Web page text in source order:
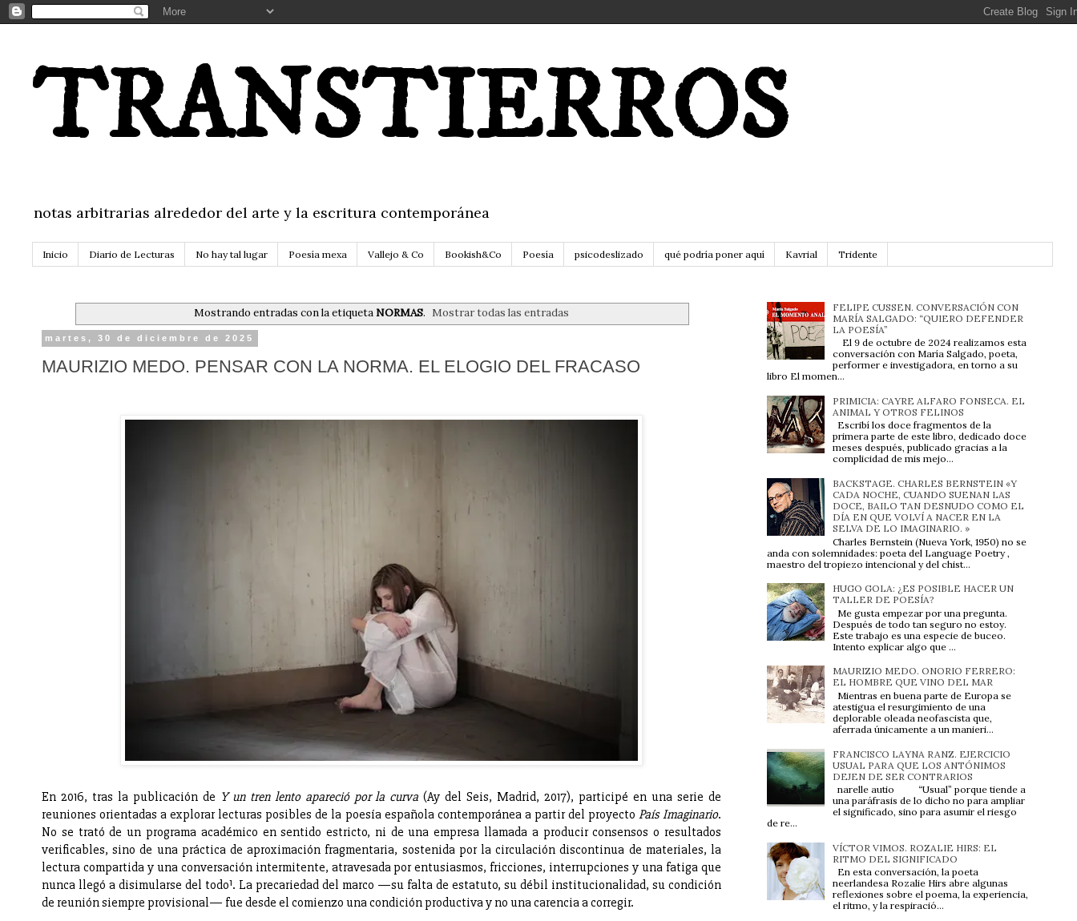
TRANSTIERROS
notas arbitrarias alrededor del arte y la escritura contemporánea
Inicio Diario de Lecturas No hay tal lugar Poesía mexa Vallejo & Co Bookish&Co Poesía psicodeslizado qué podría poner aquí Kavrial Tridente
Mostrando entradas con la etiquetaNORMAS. Mostrar todas las entradas
martes, 30 de diciembre de 2025
MAURIZIO MEDO. PENSAR CON LA NORMA. EL ELOGIO DEL FRACASO
En 2016, tras la publicación de Y un tren lento apareció por la curva (Ay del Seis, Madrid, 2017), participé en una serie de
reuniones orientadas a explorar lecturas posibles de la poesía española contemporánea a partir del proyecto País Imaginario.
No se trató de un programa académico en sentido estricto, ni de una empresa llamada a producir consensos o resultados
verificables, sino de una práctica de aproximación fragmentaria, sostenida por la circulación discontinua de materiales, la
lectura compartida y una conversación intermitente, atravesada por entusiasmos, fricciones, interrupciones y una fatiga que
nunca llegó a disimularse del todo¹. La precariedad del marco —su falta de estatuto, su débil institucionalidad, su condición
de reunión siempre provisional— fue desde el comienzo una condición productiva y no una carencia a corregir.
FELIPE CUSSEN. CONVERSACIÓN CON
MARÍA SALGADO: “QUIERO DEFENDER
LA POESÍA”
El 9 de octubre de 2024 realizamos esta
conversación con María Salgado, poeta,
performer e investigadora, en torno a su
libro El momen...
PRIMICIA: CAYRE ALFARO FONSECA. EL
ANIMAL Y OTROS FELINOS
Escribí los doce fragmentos de la
primera parte de este libro, dedicado doce
meses después, publicado gracias a la
complicidad de mis mejo...
BACKSTAGE. CHARLES BERNSTEIN «Y
CADA NOCHE, CUANDO SUENAN LAS
DOCE, BAILO TAN DESNUDO COMO EL
DÍA EN QUE VOLVÍ A NACER EN LA
SELVA DE LO IMAGINARIO. »
Charles Bernstein (Nueva York, 1950) no se
anda con solemnidades: poeta del Language Poetry ,
maestro del tropiezo intencional y del chist...
HUGO GOLA: ¿ES POSIBLE HACER UN
TALLER DE POESÍA?
Me gusta empezar por una pregunta.
Después de todo tan seguro no estoy.
Este trabajo es una especie de buceo.
Intento explicar algo que ...
MAURIZIO MEDO. ONORIO FERRERO:
EL HOMBRE QUE VINO DEL MAR
Mientras en buena parte de Europa se
atestigua el resurgimiento de una
deplorable oleada neofascista que,
aferrada únicamente a un manieri...
FRANCISCO LAYNA RANZ. EJERCICIO
USUAL PARA QUE LOS ANTÓNIMOS
DEJEN DE SER CONTRARIOS
narelle autio “Usual” porque tiende a
una paráfrasis de lo dicho no para ampliar
el significado, sino para asumir el riesgo
de re...
VÍCTOR VIMOS. ROZALIE HIRS: EL
RITMO DEL SIGNIFICADO
En esta conversación, la poeta
neerlandesa Rozalie Hirs abre algunas
reflexiones sobre el poema, la experiencia,
el ritmo, y la respiració...